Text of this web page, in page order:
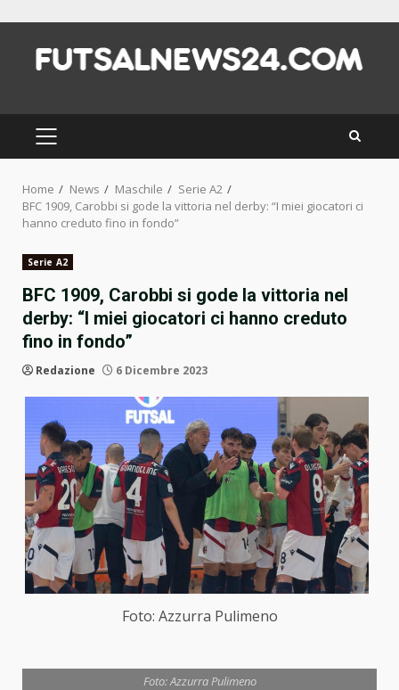
content
PRIMARY
MENU
Home News Maschile
Serie A2
BFC 1909, Carobbi si gode la vittoria nel derby: “I miei giocatori ci
hanno creduto fino in fondo”
Serie A2
BFC 1909, Carobbi si gode la vittoria nel
derby: “I miei giocatori ci hanno creduto
fino in fondo”
Redazione 6 Dicembre 2023
Foto: Azzurra Pulimeno
Foto: Azzurra Pulimeno